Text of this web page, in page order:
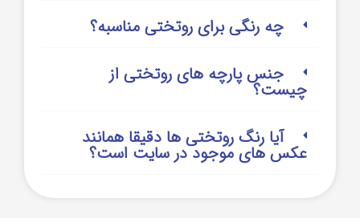
چه رنگی برای روتختی مناسبه؟
جنس پارچه های روتختی از
چیست؟
آیا رنگ روتختی ها دقیقا همانند
عکس های موجود در سایت است؟